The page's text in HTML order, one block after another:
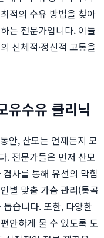
적의 수유 방법을 찾아
는 전문가입니다. 이들
신체적·정신적 고통을
유수유 클리닉
안, 산모는 언제든지 모
. 전문가들은 먼저 산모
사를 통해 유선의 막힘
별 맞춤 가슴 관리(통곡
습니다. 또한, 다양한
안하게 물 수 있도록 도